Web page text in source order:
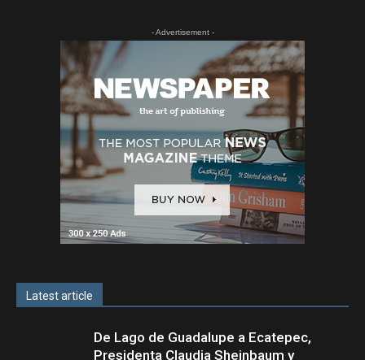
- Advertisement -
Latest article
De Lago de Guadalupe a Ecatepec,
Presidenta Claudia Sheinbaum y